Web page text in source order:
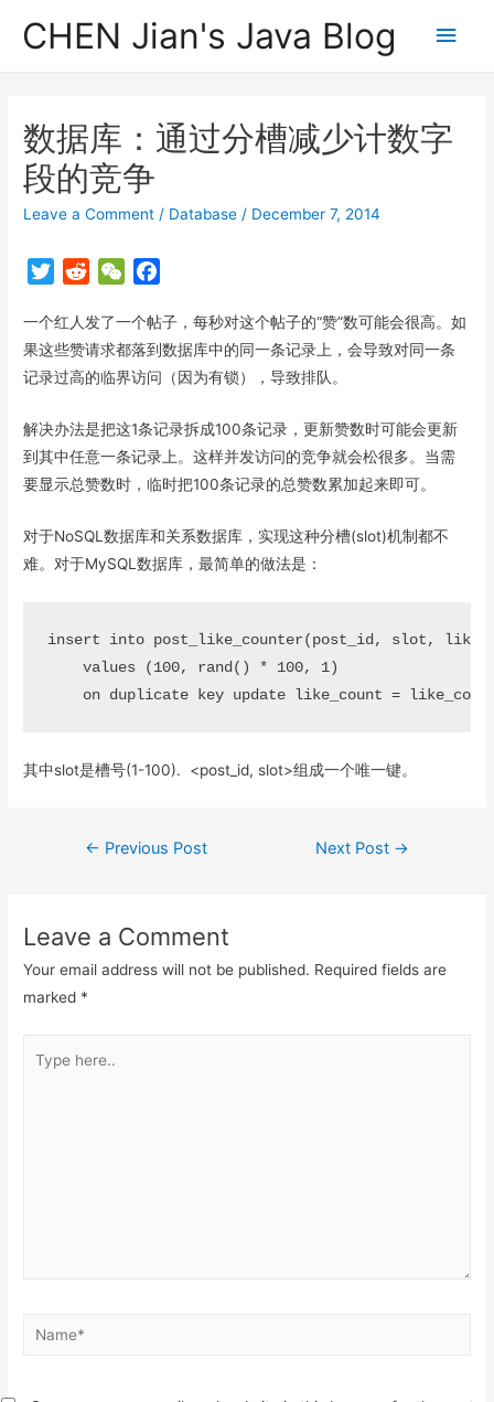
CHEN Jian's Java Blog
Main
数据库：通过分槽减少计数字
段的竞争
Leave a Comment / Database / December 7, 2014
T
i
t
t
r
d
d
i
W
C
h
a
c
e
b
o
k
一个红人发了一个帖子，每秒对这个帖子的“赞”数可能会很高。如
果这些赞请求都落到数据库中的同一条记录上，会导致对同一条
记录过高的临界访问（因为有锁），导致排队。
解决办法是把这1条记录拆成100条记录，更新赞数时可能会更新
到其中任意一条记录上。这样并发访问的竞争就会松很多。当需
要显示总赞数时，临时把100条记录的总赞数累加起来即可。
对于NoSQL数据库和关系数据库，实现这种分槽(slot)机制都不
难。对于MySQL数据库，最简单的做法是：
insert into post_like_counter(post_id, slot,
    values (100, rand() * 100, 1)
其中slot是槽号(1-100). <post_id, slot>组成一个唯一键。
Post
← Previous Post Next Post →
Leave a Comment
Your email address will not be published. Required fields are
marked *
here..
Name*